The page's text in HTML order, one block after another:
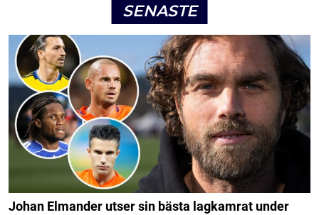
SENASTE
Johan Elmander utser sin bästa lagkamrat under